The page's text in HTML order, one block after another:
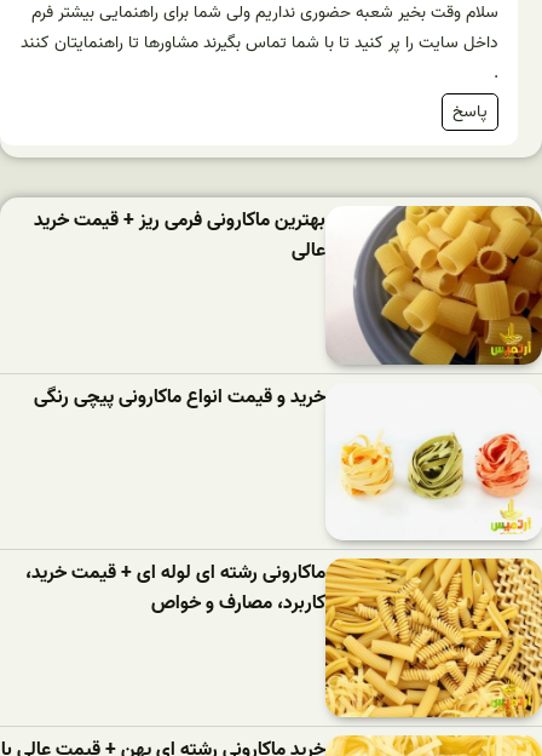
سلام وقت بخیر شعبه حضوری نداریم ولی شما برای راهنمایی بیشتر فرم
داخل سایت را پر کنید تا با شما تماس بگیرند مشاورها تا راهنمایتان کنند
.
پاسخ
بهترین ماکارونی فرمی ریز + قیمت خرید
عالی
خرید و قیمت انواع ماکارونی پیچی رنگی
ماکارونی رشته ای لوله ای + قیمت خرید،
کاربرد، مصارف و خواص
خرید ماکارونی رشته ای پهن + قیمت عالی با